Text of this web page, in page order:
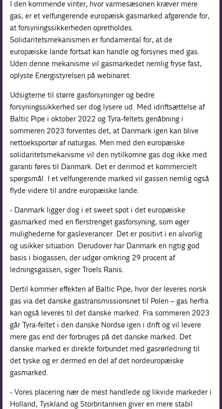
I den kommende vinter, hvor varmesæsonen kræver mere
gas, er et velfungerende europæisk gasmarked afgørende for,
at forsyningssikkerheden opretholdes.
Solidaritetsmekanismen er fundamental for, at de
europæiske lande fortsat kan handle og forsynes med gas.
Uden denne mekanisme vil gasmarkedet nemlig fryse fast,
oplyste Energistyrelsen på webinaret.
Udsigterne til større gasforsyninger og bedre
forsyningssikkerhed ser dog lysere ud. Med idriftsættelse af
Baltic Pipe i oktober 2022 og Tyra-feltets genåbning i
sommeren 2023 forventes det, at Danmark igen kan blive
nettoeksportør af naturgas. Men med den europæiske
solidaritetsmekanisme vil den nytilkomne gas dog ikke med
garanti føres til Danmark. Det er derimod et kommercielt
spørgsmål. I et velfungerende marked vil gassen nemlig også
flyde videre til andre europæiske lande.
- Danmark ligger dog i et sweet spot i det europæiske
gasmarked med en flerstrenget gasforsyning, som øger
mulighederne for gasleverancer. Det er positivt i en alvorlig
og usikker situation. Derudover har Danmark en rigtig god
basis i biogassen, der udgør omkring 29 procent af
ledningsgassen, siger Troels Ranis.
Dertil kommer effekten af Baltic Pipe, hvor der leveres norsk
gas via det danske gastransmissionsnet til Polen – gas herfra
kan også leveres til det danske marked. Fra sommeren 2023
går Tyra-feltet i den danske Nordsø igen i drift og vil levere
mere gas end der forbruges på det danske marked. Det
danske marked er direkte forbundet med gasrørledning til
det tyske og er dermed en del af det nordeuropæiske
gasmarked.
- Vores placering nær de mest handlede og likvide markeder i
Holland, Tyskland og Storbritannien giver en mere stabil